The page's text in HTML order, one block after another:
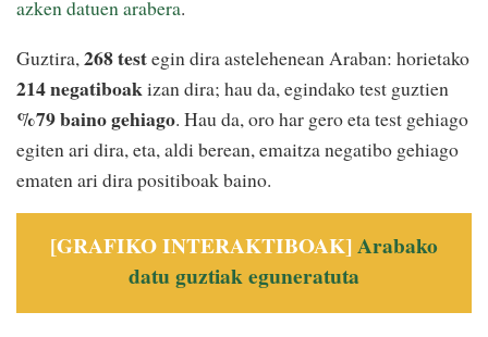
azken datuen arabera.
Guztira, 268‬ testegin dira astelehenean Araban: horietako
214 negatiboakizan dira; hau da, egindako test guztien
%79 baino gehiago. Hau da, oro har gero eta test gehiago
egiten ari dira, eta, aldi berean, emaitza negatibo gehiago
ematen ari dira positiboak baino.
[GRAFIKO INTERAKTIBOAK]Arabako
datu guztiak eguneratuta